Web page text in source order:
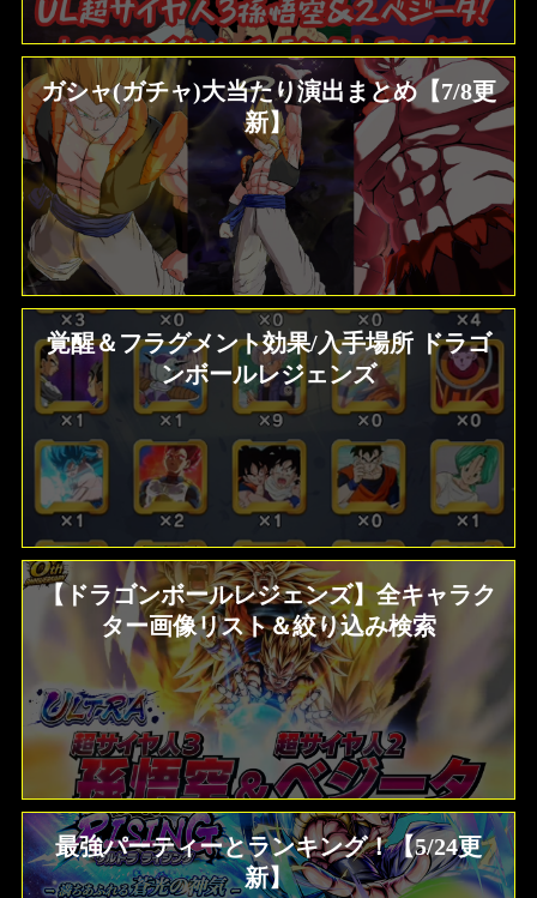
ガシャ(ガチャ)大当たり演出まとめ【7/8更
新】
覚醒＆フラグメント効果/入手場所 ドラゴ
ンボールレジェンズ
【ドラゴンボールレジェンズ】全キャラク
ター画像リスト＆絞り込み検索
最強パーティーとランキング！【5/24更
新】